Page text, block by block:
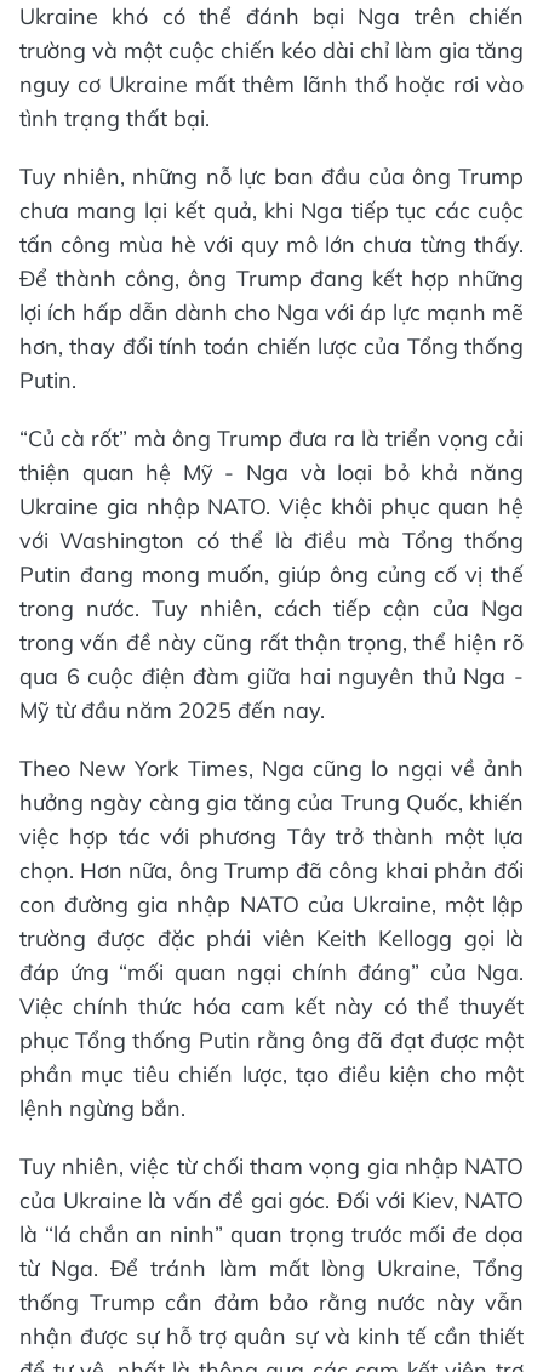
Ukraine khó có thể đánh bại Nga trên chiến
trường và một cuộc chiến kéo dài chỉ làm gia tăng
nguy cơ Ukraine mất thêm lãnh thổ hoặc rơi vào
tình trạng thất bại.
Tuy nhiên, những nỗ lực ban đầu của ông Trump
chưa mang lại kết quả, khi Nga tiếp tục các cuộc
tấn công mùa hè với quy mô lớn chưa từng thấy.
Để thành công, ông Trump đang kết hợp những
lợi ích hấp dẫn dành cho Nga với áp lực mạnh mẽ
hơn, thay đổi tính toán chiến lược của Tổng thống
Putin.
“Củ cà rốt” mà ông Trump đưa ra là triển vọng cải
thiện quan hệ Mỹ - Nga và loại bỏ khả năng
Ukraine gia nhập NATO. Việc khôi phục quan hệ
với Washington có thể là điều mà Tổng thống
Putin đang mong muốn, giúp ông củng cố vị thế
trong nước. Tuy nhiên, cách tiếp cận của Nga
trong vấn đề này cũng rất thận trọng, thể hiện rõ
qua 6 cuộc điện đàm giữa hai nguyên thủ Nga -
Mỹ từ đầu năm 2025 đến nay.
Theo New York Times, Nga cũng lo ngại về ảnh
hưởng ngày càng gia tăng của Trung Quốc, khiến
việc hợp tác với phương Tây trở thành một lựa
chọn. Hơn nữa, ông Trump đã công khai phản đối
con đường gia nhập NATO của Ukraine, một lập
trường được đặc phái viên Keith Kellogg gọi là
đáp ứng “mối quan ngại chính đáng” của Nga.
Việc chính thức hóa cam kết này có thể thuyết
phục Tổng thống Putin rằng ông đã đạt được một
phần mục tiêu chiến lược, tạo điều kiện cho một
lệnh ngừng bắn.
Tuy nhiên, việc từ chối tham vọng gia nhập NATO
của Ukraine là vấn đề gai góc. Đối với Kiev, NATO
là “lá chắn an ninh” quan trọng trước mối đe dọa
từ Nga. Để tránh làm mất lòng Ukraine, Tổng
thống Trump cần đảm bảo rằng nước này vẫn
nhận được sự hỗ trợ quân sự và kinh tế cần thiết